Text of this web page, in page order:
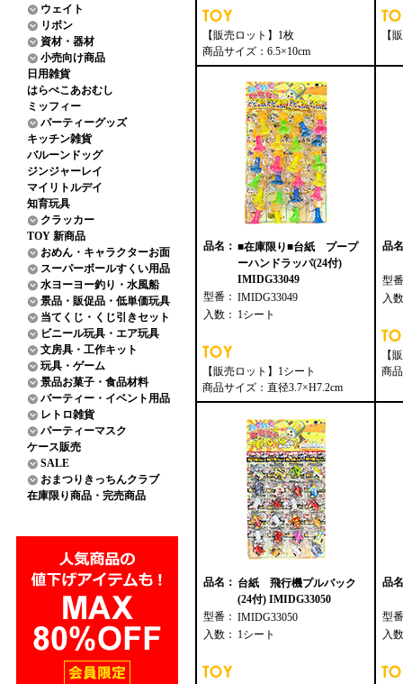
ウェイト
リボン
資材・器材
小売向け商品
日用雑貨
はらぺこあおむし
ミッフィー
パーティーグッズ
キッチン雑貨
バルーンドッグ
ジンジャーレイ
マイリトルデイ
知育玩具
クラッカー
TOY 新商品
おめん・キャラクターお面
スーパーボールすくい用品
水ヨーヨー釣り・水風船
景品・販促品・低単価玩具
当てくじ・くじ引きセット
ビニール玩具・エア玩具
文房具・工作キット
玩具・ゲーム
景品お菓子・食品材料
パーティー・イベント用品
レトロ雑貨
パーティーマスク
ケース販売
SALE
おまつりきっちんクラブ
在庫限り商品・完売商品
【販売ロット】1枚
商品サイズ：6.5×10cm
【
品名： ■在庫限り■台紙 プープ
ーハンドラッパ(24付)
IMIDG33049
型番： IMIDG33049
入数： 1シート
【販売ロット】1シート
商品サイズ：直径3.7×H7.2cm
品
型
入
【
商
品名： 台紙 飛行機プルバック
(24付) IMIDG33050
型番： IMIDG33050
入数： 1シート
品
型
入